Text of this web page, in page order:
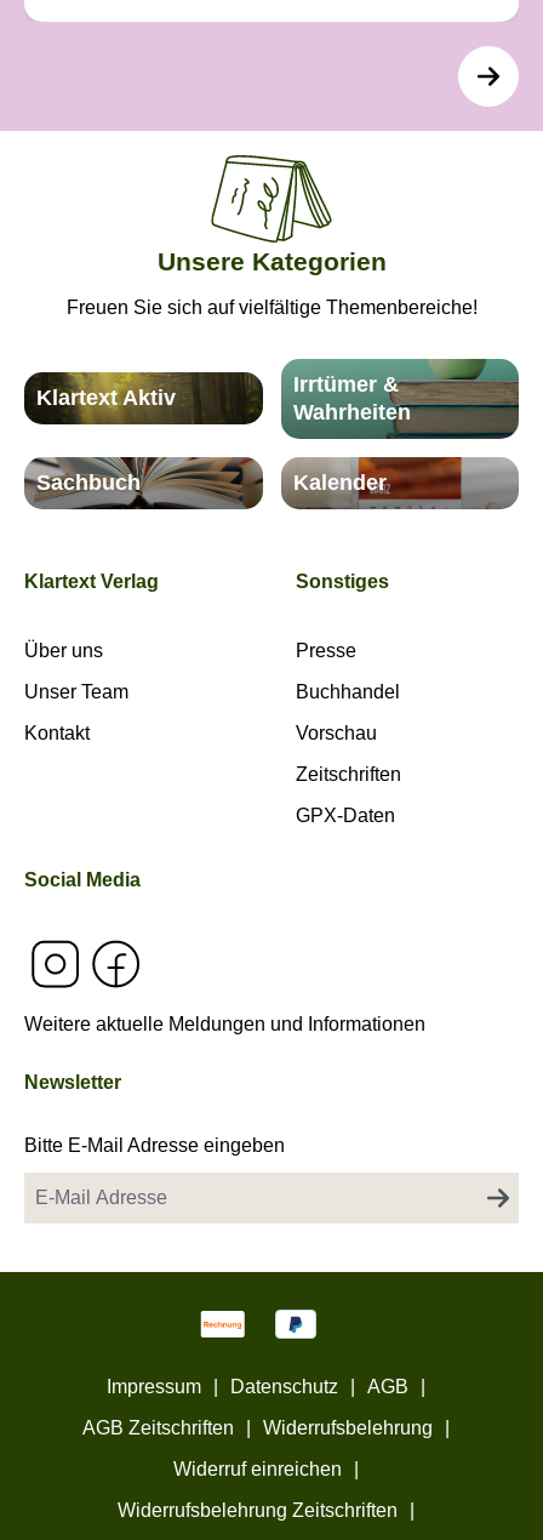
Unsere Kategorien
Freuen Sie sich auf vielfältige Themenbereiche!
Klartext Aktiv
Irrtümer &
Wahrheiten
Sachbuch Kalender
Klartext Verlag
Über uns
Unser Team
Kontakt
Sonstiges
Presse
Buchhandel
Vorschau
Zeitschriften
GPX-Daten
Social Media
Weitere aktuelle Meldungen und Informationen
Newsletter
Bitte E-Mail Adresse eingeben
Impressum Datenschutz AGB
AGB Zeitschriften
Widerrufsbelehrung
Widerruf einreichen
Widerrufsbelehrung Zeitschriften